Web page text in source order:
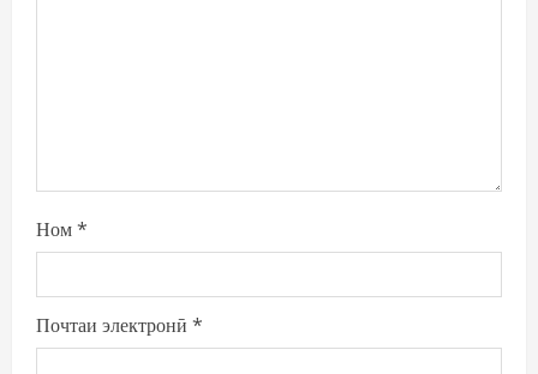
Ном*
Почтаи электронӣ *